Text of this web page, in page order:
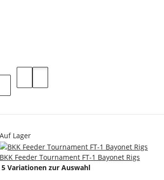
Auf Lager
BKK Feeder Tournament FT-1 Bayonet Rigs
5 Variationen zur Auswahl